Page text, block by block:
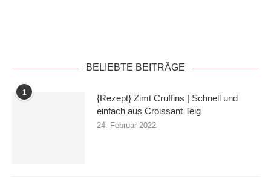
BELIEBTE BEITRÄGE
1
{Rezept} Zimt Cruffins | Schnell und
einfach aus Croissant Teig
24. Februar 2022